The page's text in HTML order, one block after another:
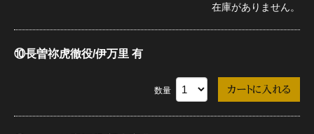
在庫がありません。
⑩長曽祢虎徹役/伊万里 有
数量